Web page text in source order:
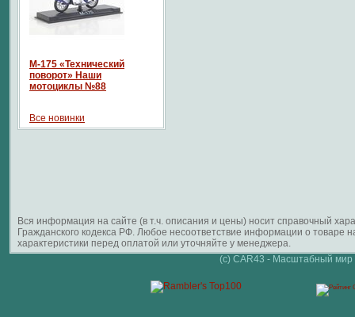
М-175 «Технический
поворот» Наши
мотоциклы №88
Все новинки
Вся информация на сайте (в т.ч. описания и цены) носит справочный
Гражданского кодекса РФ. Любое несоответствие информации о
характеристики перед оплатой или уточняйте у менеджера.
(c) CAR43 - Масштабный мир